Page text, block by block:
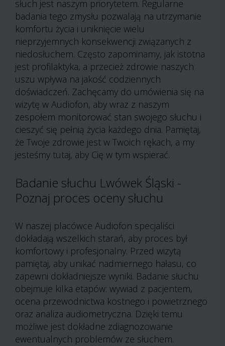
słuch jest naszym priorytetem. Regularne
badania tego zmysłu pozwalają na utrzymanie
komfortu życia i uniknięcie wielu
nieprzyjemnych konsekwencji związanych z
niedosłuchem. Często zapominamy, jak istotna
jest profilaktyka, a przecież zdrowie naszych
uszu wpływa na jakość codziennych
doświadczeń. Zachęcamy do umówienia się na
wizytę w Audiofon, aby wraz z naszym
zespołem monitorować stan swojego słuchu i
cieszyć się pełnią życia każdego dnia. Pamiętaj,
że Twoje zdrowie jest w Twoich rękach, a my
jesteśmy tutaj, aby Cię w tym wspierać.
Badanie słuchu Lwówek Śląski -
Poznaj proces oceny słuchu
W naszej placówce Audiofon specjaliści
dokładają wszelkich starań, aby proces był
komfortowy i profesjonalny. Przed wizytą
pamiętaj, aby unikać nadmiernego hałasu, co
zapewni dokładniejsze wyniki. Badanie słuchu
obejmuje kilka etapów: wywiad z pacjentem,
ocena przewodnictwa kostnego i powietrznego
oraz analiza audiometryczna. Dzięki temu
możliwe jest dokładne zdiagnozowanie
ewentualnych problemów ze słuchem.